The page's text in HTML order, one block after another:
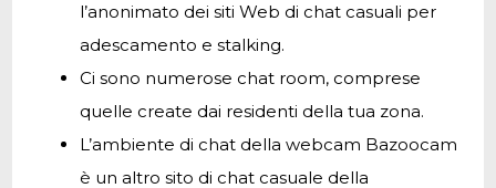
l’anonimato dei siti Web di chat casuali per
adescamento e stalking.
Ci sono numerose chat room, comprese
quelle create dai residenti della tua zona.
L’ambiente di chat della webcam Bazoocam
è un altro sito di chat casuale della